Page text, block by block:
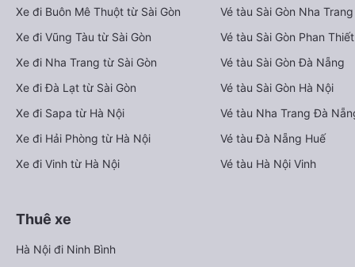
Xe đi Buôn Mê Thuột từ Sài Gòn
Xe đi Vũng Tàu từ Sài Gòn
Xe đi Nha Trang từ Sài Gòn
Xe đi Đà Lạt từ Sài Gòn
Xe đi Sapa từ Hà Nội
Xe đi Hải Phòng từ Hà Nội
Xe đi Vinh từ Hà Nội
Vé tàu Sài Gòn Nha Trang
Vé tàu Sài Gòn Phan Thiết
Vé tàu Sài Gòn Đà Nẵng
Vé tàu Sài Gòn Hà Nội
Vé tàu Nha Trang Đà
Vé tàu Đà Nẵng Huế
Vé tàu Hà Nội Vinh
Thuê xe
Hà Nội đi Ninh Bình